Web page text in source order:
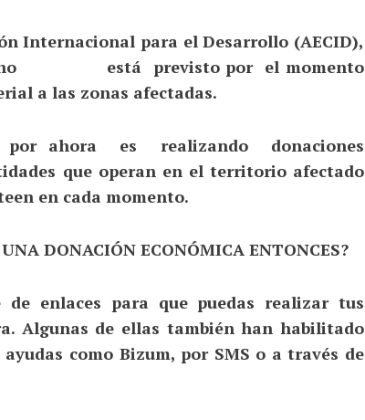
Internacional para el Desarrollo (AECID),
no está previsto por el momento
a las zonas afectadas.
por ahora es realizando donaciones
que operan en el territorio afectado
en cada momento.
DONACIÓN ECONÓMICA ENTONCES?
enlaces para que puedas realizar tus
Algunas de ellas también han habilitado
como Bizum, por SMS o a través de